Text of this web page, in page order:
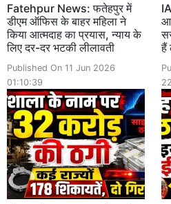
Fatehpur News: फतेहपुर में
डीएम ऑफिस के बाहर महिला ने
किया आत्मदाह का प्रयास, न्याय के
लिए दर-दर भटकी लीलावती
Published On 11 Jun 2026
01:10:39
हैं